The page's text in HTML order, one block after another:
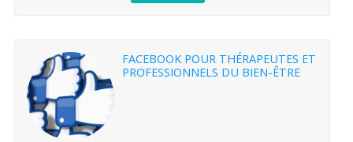
FACEBOOK POUR THÉRAPEUTES ET
PROFESSIONNELS DU BIEN-ÊTRE